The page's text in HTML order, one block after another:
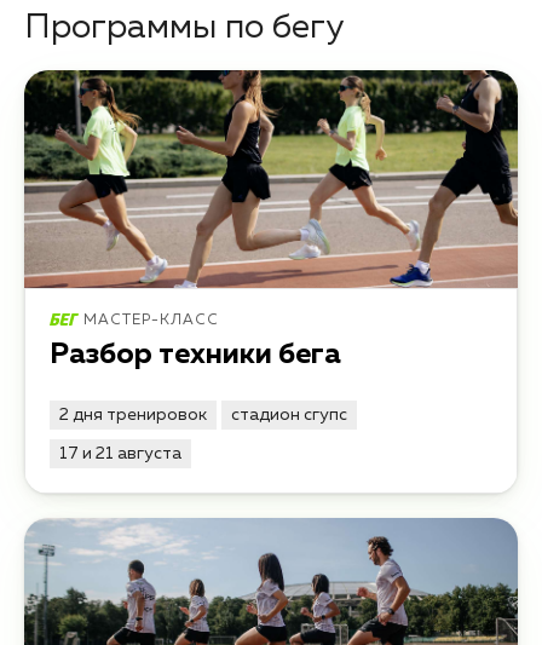
Программы по бегу
МАСТЕР-КЛАСС
Разбор техники бега
2 дня тренировок стадион сгупс
17 и 21 августа